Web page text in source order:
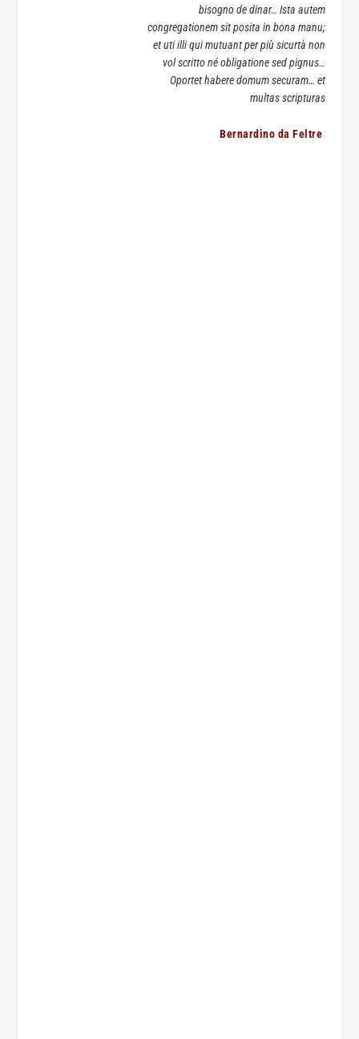
bisogno de dinar… Ista autem
congregationem sit posita in bona manu;
et uti illi qui mutuant per più sicurtà non
vol scritto né obligatione sed pignus…
Oportet habere domum securam… et
multas scripturas
Bernardino da Feltre